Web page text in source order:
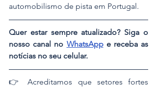
automobilismo de pista em Portugal.
Quer estar sempre atualizado? Siga o
nosso canal no WhatsApp e receba as
notícias no seu celular.
👉 ​Acreditamos que setores fortes